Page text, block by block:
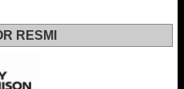
RESMI